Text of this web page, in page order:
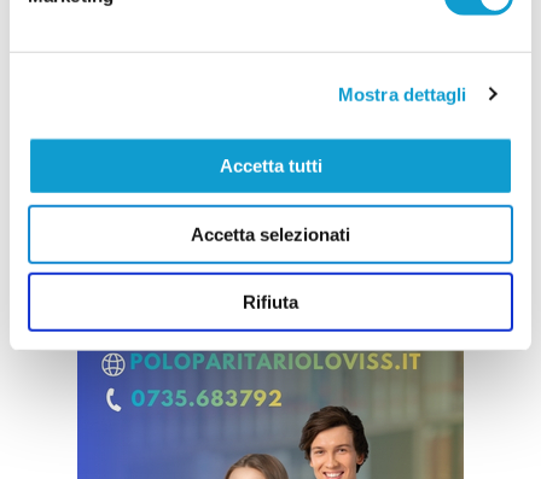
Mostra dettagli
Accetta tutti
Accetta selezionati
Rifiuta